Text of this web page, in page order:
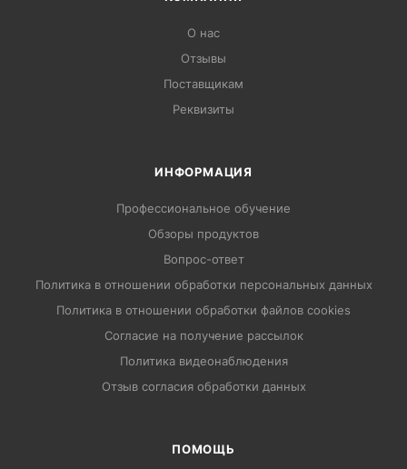
О нас
Отзывы
Поставщикам
Реквизиты
ИНФОРМАЦИЯ
Профессиональное обучение
Обзоры продуктов
Вопрос-ответ
Политика в отношении обработки персональных данных
Политика в отношении обработки файлов cookies
Согласие на получение рассылок
Политика видеонаблюдения
Отзыв согласия обработки данных
ПОМОЩЬ